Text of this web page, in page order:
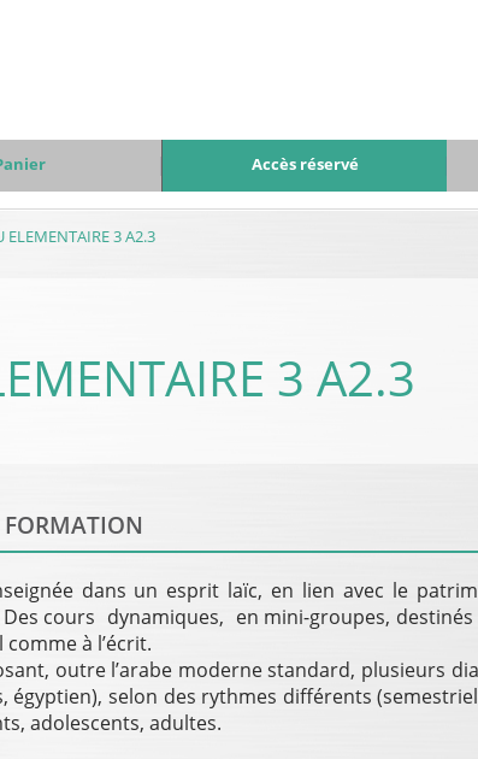
Accès réservé
ELEMENTAIRE 3 A2.3
3 A2.3
FORMATION
dans un esprit laïc, en lien avec le
cours dynamiques, en mini-groupes, destinés
à l’écrit.
outre l’arabe moderne standard, plusieurs
égyptien), selon des rythmes différents
adolescents, adultes.